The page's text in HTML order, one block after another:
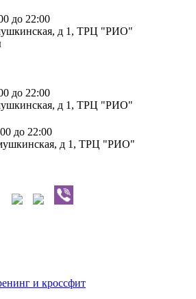
до 22:00
д 1, ТРЦ "РИО"
до 22:00
д 1, ТРЦ "РИО"
до 22:00
д 1, ТРЦ "РИО"
и кроссфит